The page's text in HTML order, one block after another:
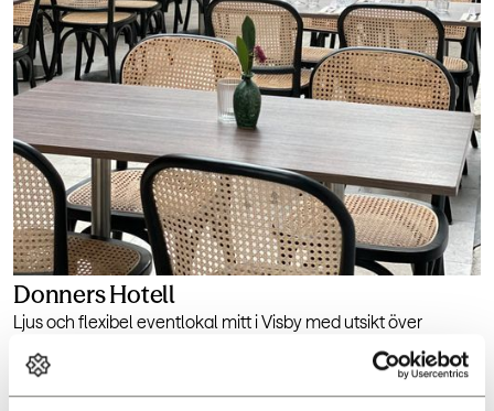
Donners Hotell
Ljus och flexibel eventlokal mitt i Visby med utsikt över
Donners plats och närhet till Almedalen. Passar för möten,
seminarier och mindre event.